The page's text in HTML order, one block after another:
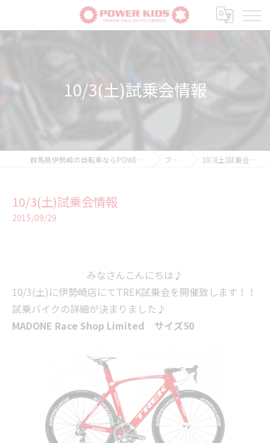
10/3(土)試乗会情報
群馬県伊勢崎の自転車ならPOWER-KIDS ブログ 10/3(土)試乗会情報
10/3(土)試乗会情報
2015/09/29
みなさんこんにちは♪
10/3(土)に伊勢崎店にてTREK試乗会を開催致します！！
試乗バイクの詳細が決まりました♪
MADONE Race Shop Limited サイズ50